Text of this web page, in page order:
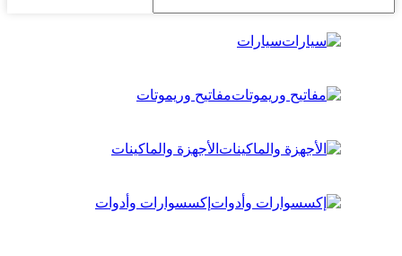
سيارات
مفاتيح وريموتات
الأجهزة والماكينات
إكسسوارات وأدوات